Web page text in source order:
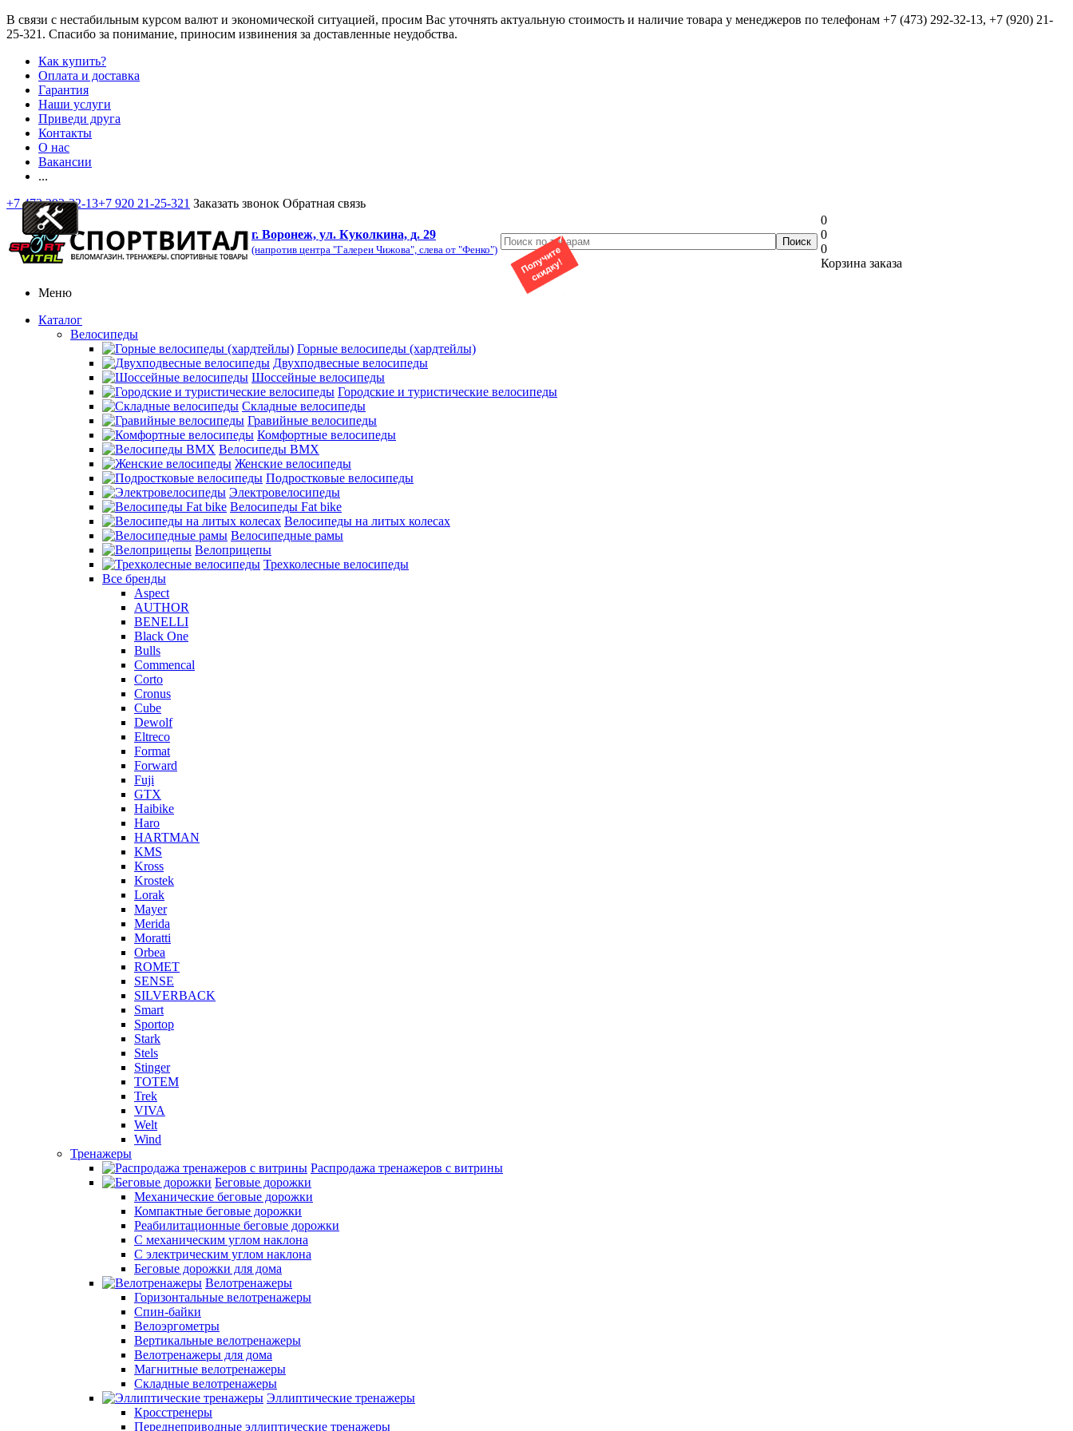
В связи с нестабильным курсом валют и экономической ситуацией, просим Вас уточнять актуальную стоимость и наличие товара у менеджеров по телефонам +7 (473) 292-32-13, +7 (920) 21-
25-321 . Спасибо за понимание, приносим извинения за доставленные неудобства.
Как купить?
Оплата и доставка
Гарантия
Наши услуги
Приведи друга
Контакты
О нас
Вакансии
...
+7 473 292-32-13+7 920 21-25-321 Заказать звонок Обратная связь
г. Воронеж, ул. Куколкина, д. 29
(напротив центра "Галереи Чижова", слева от "Фенко")
0
0
0
Корзина заказа
Меню
Каталог
Велосипеды
Горные велосипеды (хардтейлы)
Двухподвесные велосипеды
Шоссейные велосипеды
Городские и туристические велосипеды
Складные велосипеды
Гравийные велосипеды
Комфортные велосипеды
Велосипеды BMX
Женские велосипеды
Подростковые велосипеды
Электровелосипеды
Велосипеды Fat bike
Велосипеды на литых колесах
Велосипедные рамы
Велоприцепы
Трехколесные велосипеды
Все бренды
Aspect
AUTHOR
BENELLI
Black One
Bulls
Commencal
Corto
Cronus
Cube
Dewolf
Eltreco
Format
Forward
Fuji
GTX
Haibike
Haro
HARTMAN
KMS
Kross
Krostek
Lorak
Mayer
Merida
Moratti
Orbea
ROMET
SENSE
SILVERBACK
Smart
Sportop
Stark
Stels
Stinger
TOTEM
Trek
VIVA
Welt
Wind
Тренажеры
Распродажа тренажеров с витрины
Беговые дорожки
Механические беговые дорожки
Компактные беговые дорожки
Реабилитационные беговые дорожки
С механическим углом наклона
С электрическим углом наклона
Беговые дорожки для дома
Велотренажеры
Горизонтальные велотренажеры
Спин-байки
Велоэргометры
Вертикальные велотренажеры
Велотренажеры для дома
Магнитные велотренажеры
Складные велотренажеры
Эллиптические тренажеры
Кросстренеры
Переднеприводные эллиптические тренажеры